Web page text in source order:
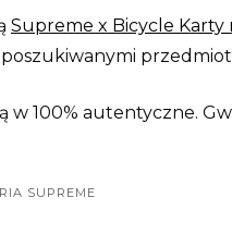
Supreme x Bicycle Karty
w 100% autentyczne.
SUPREME